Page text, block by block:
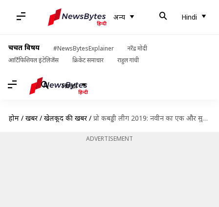
अन्य Hindi
चर्चित विषय #NewsBytesExplainer
नरेंद्र मोदी
आर्टिफिशियल इंटेलिजेंस
क्रिकेट समाचार राहुल गांधी
Hindi
होम / खबरें / खेलकूद की खबरें / प्रो कबड्डी लीग 2019: नवीन का एक और सुपर टेन, दिल्ली ने पुनेरी पलटन को हराया
ADVERTISEMENT